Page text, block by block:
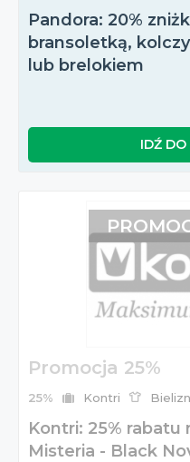
Pandora: 20%
bransoletką,
lub brelokiem
IDŹ DO
Promocja 25%
25% Kontri
Kontri: 25% rabatu
Misteria - Black